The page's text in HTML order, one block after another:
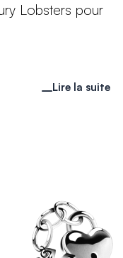
Lobsters pour
Lire la suite